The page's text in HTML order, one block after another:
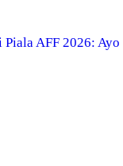
AFF 2026: